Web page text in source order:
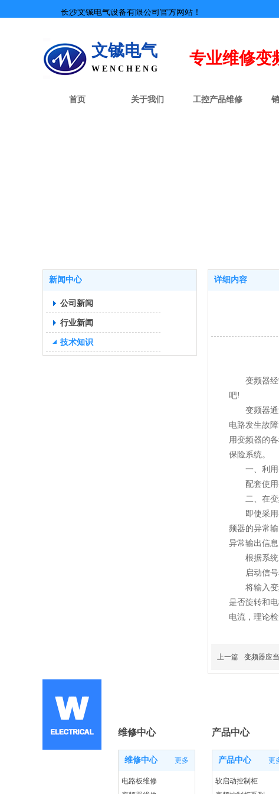
专业维修变
长沙文铖电气设备有限公司官方网站！
文铖电气
W E N C H E N G
首页 关于我们 工控产品维修
新闻中心
公司新闻
行业新闻
技术知识
详细内容
变频器经常
吧!
变频器通过
电路发生故
用变频器的
保险系统。
一、利用变
配套使用变
二、在变
即使采用变
频器的异常
异常输出信
根据系统的
启动信号
将输入变频
是否旋转和
电流，理论
上一篇 变频器应
维修中心 更多
电路板维修
产品中心 更
软启动控制柜
维修中心 产品中心